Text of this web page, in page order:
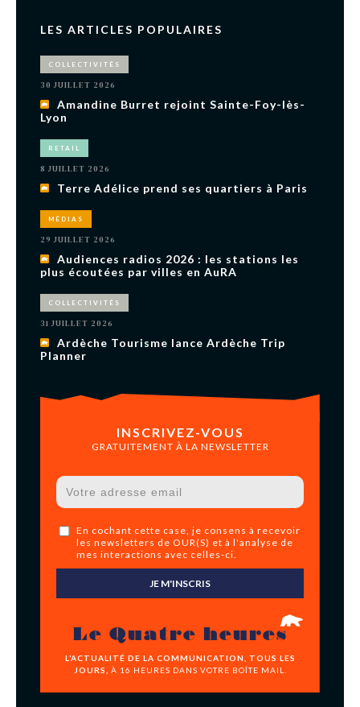
LES ARTICLES POPULAIRES
COLLECTIVITÉS
30 JUILLET 2026
Amandine Burret rejoint Sainte-Foy-lès-
Lyon
RETAIL
8 JUILLET 2026
Terre Adélice prend ses quartiers à Paris
MÉDIAS
29 JUILLET 2026
Audiences radios 2026 : les stations les
plus écoutées par villes en AuRA
COLLECTIVITÉS
31 JUILLET 2026
Ardèche Tourisme lance Ardèche Trip
Planner
INSCRIVEZ-VOUS
GRATUITEMENT À LA NEWSLETTER
En cochant cette case, je consens à recevoir
les newsletters de OUR(S) et à l'analyse de
mes interactions avec celles-ci.
JE M'INSCRIS
Le Quatre heures
L’ACTUALITÉ DE LA COMMUNICATION, TOUS LES
JOURS,
À 16 HEURES DANS VOTRE BOÎTE MAIL.